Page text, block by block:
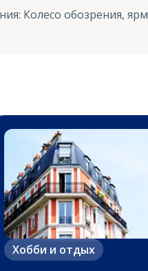
: Колесо обозрения,
Хобби и отдых